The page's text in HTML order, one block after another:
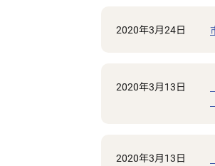
2020年3月24日
2020年3月13日
2020年3月13日